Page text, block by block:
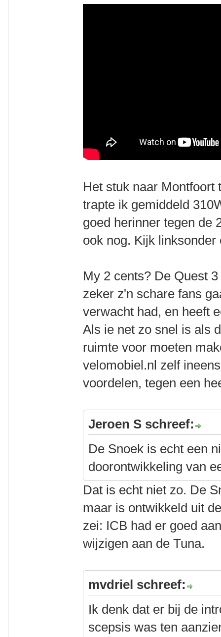
Het stuk naar Montfoort
trapte ik gemiddeld
goed herinner tegen de
ook nog. Kijk
My 2 cents? De Quest
zeker z'n schare fans
verwacht had, en heeft
Als ie net zo snel is als
ruimte voor moeten
velomobiel.nl zelf
voordelen, tegen een
Jeroen S schreef:
De Snoek is echt een
doorontwikkeling van
Dat is echt niet zo. De
maar is ontwikkeld uit
zei: ICB had er goed
wijzigen aan de Tuna.
mvdriel schreef:
Ik denk dat er bij de
scepsis was ten